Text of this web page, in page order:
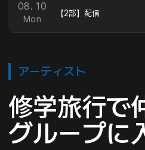
08. 10
Mon
【2部】配信
アーティスト
修学旅行で
グループに